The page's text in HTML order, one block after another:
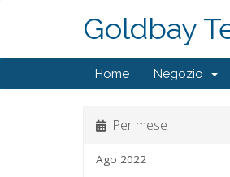
Goldbay
Home Negozio
Per mese
Ago 2022